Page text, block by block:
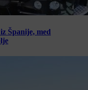
Španije, med